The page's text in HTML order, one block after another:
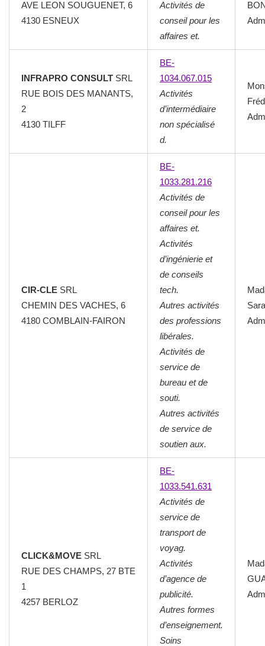
AVE LEON SOUGUENET, 6
4130 ESNEUX
Activités de
conseil pour les
affaires et.
INFRAPRO CONSULT SRL
RUE BOIS DES MANANTS,
2
4130 TILFF
BE-
1034.067.015
Activités
d’intermédiaire
non spécialisé
d.
CIR-CLE SRL
CHEMIN DES VACHES, 6
4180 COMBLAIN-FAIRON
BE-
1033.281.216
Activités de
conseil pour les
affaires et.
Activités
d’ingénierie et
de conseils
tech.
Autres activités
des professions
libérales.
Activités de
service de
bureau et de
souti.
Autres activités
de service de
soutien aux.
CLICK&MOVE SRL
RUE DES CHAMPS, 27 BTE
1
4257 BERLOZ
BE-
1033.541.631
Activités de
service de
transport de
voyag.
Activités
d’agence de
publicité.
Autres formes
d’enseignement.
Soins